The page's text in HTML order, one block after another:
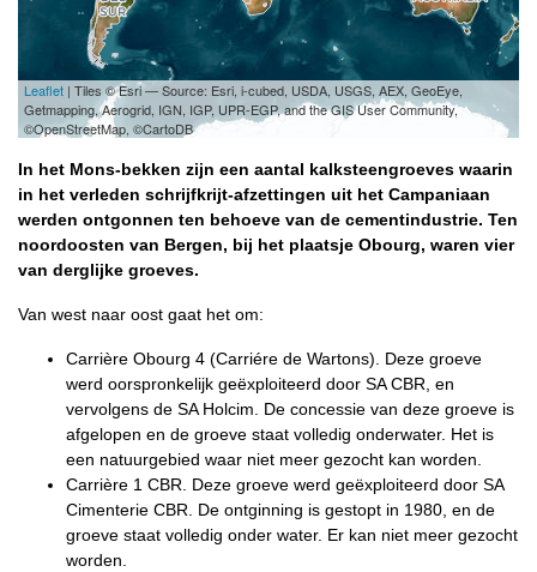
Leaflet | Tiles © Esri — Source: Esri, i-cubed, USDA, USGS, AEX, GeoEye,
Getmapping, Aerogrid, IGN, IGP, UPR-EGP, and the GIS User Community,
©OpenStreetMap, ©CartoDB
In het Mons-bekken zijn een aantal kalksteengroeves waarin
in het verleden schrijfkrijt-afzettingen uit het Campaniaan
werden ontgonnen ten behoeve van de cementindustrie. Ten
noordoosten van Bergen, bij het plaatsje Obourg, waren vier
van derglijke groeves.
Van west naar oost gaat het om:
Carrière Obourg 4 (Carriére de Wartons). Deze groeve
werd oorspronkelijk geëxploiteerd door SA CBR, en
vervolgens de SA Holcim. De concessie van deze groeve is
afgelopen en de groeve staat volledig onderwater. Het is
een natuurgebied waar niet meer gezocht kan worden.
Carrière 1 CBR. Deze groeve werd geëxploiteerd door SA
Cimenterie CBR. De ontginning is gestopt in 1980, en de
groeve staat volledig onder water. Er kan niet meer gezocht
worden.